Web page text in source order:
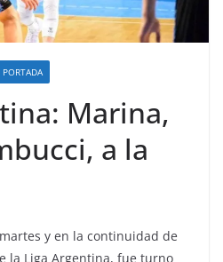
PORTADA
Marina,
a la
y en la continuidad de
la Liga Argentina, fue turno